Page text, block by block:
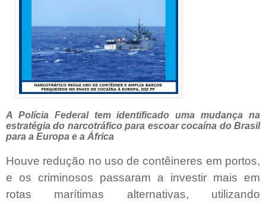
A Polícia Federal tem identificado uma mudança na
estratégia do narcotráfico para escoar cocaína do Brasil
para a Europa e a África
Houve redução no uso de contêineres em portos,
e os criminosos passaram a investir mais em
rotas marítimas alternativas, utilizando